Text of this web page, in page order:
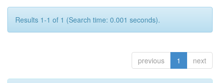
Results 1-1 of 1 (Search time: 0.001 seconds).
previous 1 next